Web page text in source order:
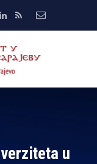
u